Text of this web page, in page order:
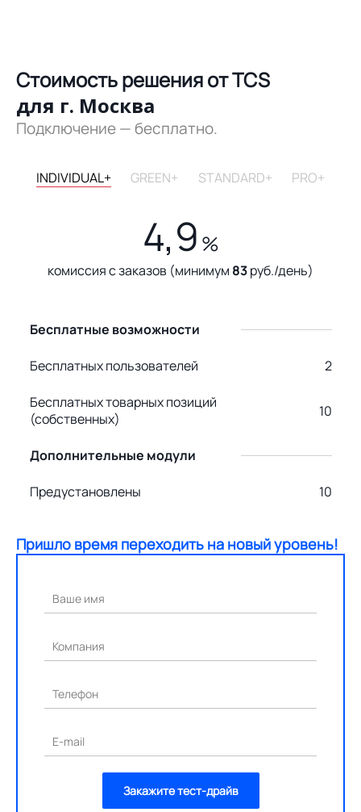
Стоимость решения от TCS
для г. Москва
Подключение — бесплатно.
INDIVIDUAL+ GREEN+ STANDARD+ PRO+
4,9 %
комиссия с заказов (минимум 83руб./день)
Бесплатные возможности
Бесплатных пользователей 2
Бесплатных товарных позиций
(собственных)
10
Дополнительные модули
Предустановлены 10
Пришло время переходить на новый уровень!
Ваше имя
Компания
Телефон
E-mail
Закажите тест-драйв